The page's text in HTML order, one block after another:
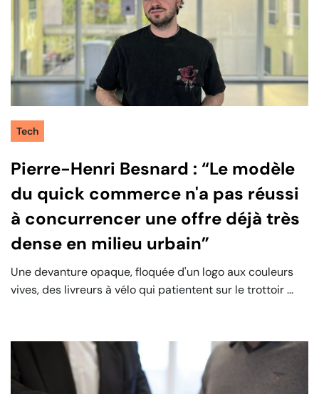
Tech
Pierre-Henri Besnard : “Le modèle
du quick commerce n'a pas réussi
à concurrencer une offre déjà très
dense en milieu urbain”
Une devanture opaque, floquée d'un logo aux couleurs
vives, des livreurs à vélo qui patientent sur le trottoir ...